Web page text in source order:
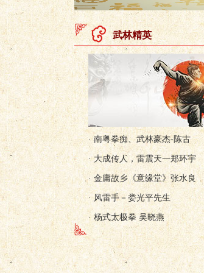
武林精英
· 南粤拳痴、武林豪杰-陈古
· 大成传人，雷震天一郑环宇
· 金庸故乡《意缘堂》张水良
· 风雷手－娄光平先生
· 杨式太极拳 吴晓燕